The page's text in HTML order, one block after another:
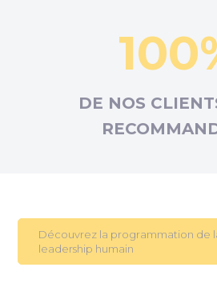
DE NOS
Découvrez la programmation de
leadership humain